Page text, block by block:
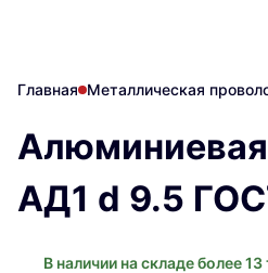
Главная Металлическая
АД1 d 9.5
В наличии на складе более 13